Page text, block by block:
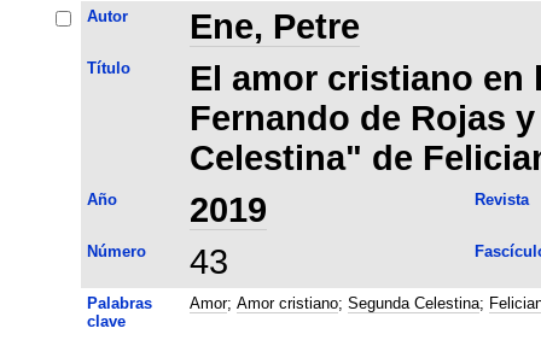
Autor Ene, Petre
Título
El amor cristiano en
Fernando de Rojas
Celestina" de
Año 2019 Revista
Número 43
Palabras
clave
Amor; Amor cristiano; Segunda Celestina;